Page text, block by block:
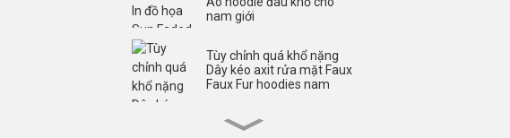
nam giới
Tùy chỉnh quá khổ nặng
Dây kéo axit rửa mặt Faux
Faux Fur hoodies nam
Màn hình rửa axit tùy